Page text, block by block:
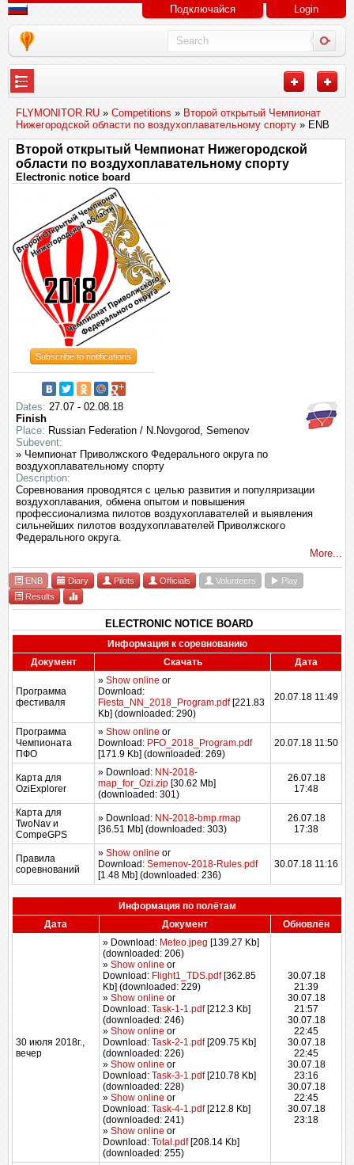
Подключайся Login
---
FLYMONITOR.RU » Competitions » Второй открытый Чемпионат
Нижегородской области по воздухоплавательному спорту » ENB
Второй открытый Чемпионат Нижегородской
области по воздухоплавательному спорту
Electronic notice board
Subscribe to notifications
Dates: 27.07 - 02.08.18
Finish
Place: Russian Federation / N.Novgorod, Semenov
Subevent:
» Чемпионат Приволжского Федерального округа по
воздухоплавательному спорту
Description:
Соревнования проводятся с целью развития и популяризации
воздухоплавания, обмена опытом и повышения
профессионализма пилотов воздухоплавателей и выявления
сильнейших пилотов воздухоплавателей Приволжского
Федерального округа.
More...
ENB Diary Pilots Officials Volunteers
Play
Results
ELECTRONIC NOTICE BOARD
Информация к соревнованию
Документ
Скачать Дата
Программа
фестиваля
» Show online or
Download:
Fiesta_NN_2018_Program.pdf[221.83
Kb] (downloaded: 290)
20.07.18 11:49
Программа
Чемпионата
ПФО
» Show online or
Download: PFO_2018_Program.pdf
[171.9 Kb] (downloaded: 269)
20.07.18 11:50
Карта для
OziExplorer
» Download: NN-2018-
map_for_Ozi.zip [30.62 Mb]
(downloaded: 301)
26.07.18
17:48
Карта для
TwoNav и
CompeGPS
» Download: NN-2018-bmp.rmap
[36.51 Mb] (downloaded: 303)
26.07.18
17:38
Правила
соревнований
» Show online or
Download: Semenov-2018-Rules.pdf
[1.48 Mb] (downloaded: 236)
30.07.18 11:16
Информация по полётам
Дата
Документ Обновлён
30 июля 2018г.,
вечер
» Download: Meteo.jpeg [139.27 Kb]
(downloaded: 206)
» Show online or
Download: Flight1_TDS.pdf[362.85
Kb] (downloaded: 229)
» Show online or
Download: Task-1-1.pdf[212.3 Kb]
(downloaded: 246)
» Show online or
Download: Task-2-1.pdf[209.75 Kb]
(downloaded: 226)
» Show online or
Download: Task-3-1.pdf[210.78 Kb]
(downloaded: 228)
» Show online or
Download: Task-4-1.pdf[212.8 Kb]
(downloaded: 241)
» Show online or
Download: Total.pdf[208.14 Kb]
(downloaded: 255)
30.07.18
21:39
30.07.18
21:57
30.07.18
22:45
30.07.18
22:45
30.07.18
23:16
30.07.18
22:45
30.07.18
23:18